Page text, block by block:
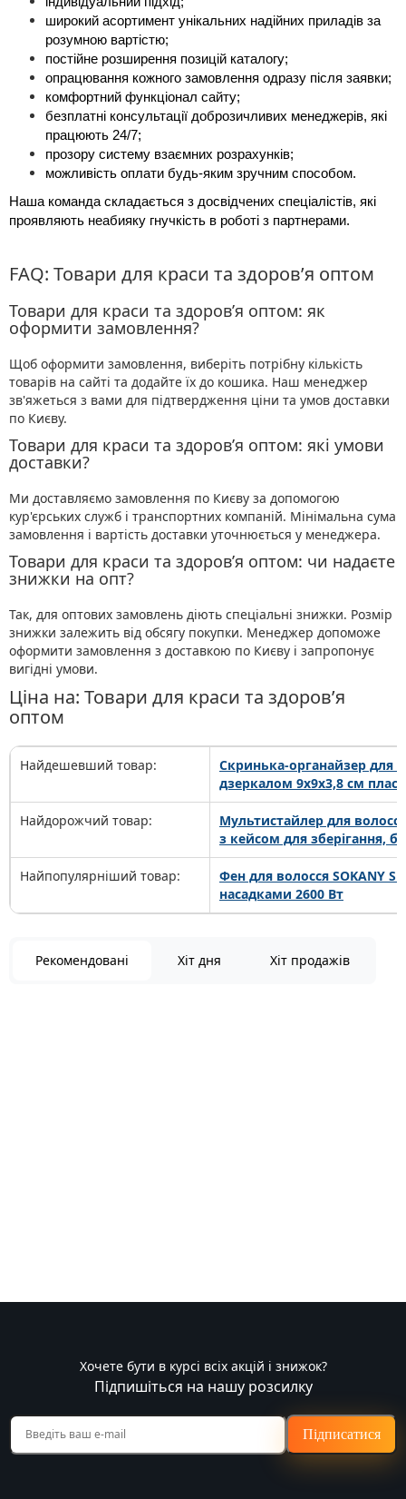
широкий асортимент унікальних надійних приладів за
розумною вартістю;
постійне розширення позицій каталогу;
опрацювання кожного замовлення одразу після заявки;
комфортний функціонал сайту;
безплатні консультації доброзичливих менеджерів, які
працюють 24/7;
прозору систему взаємних розрахунків;
можливість оплати будь-яким зручним способом.
Наша команда складається з досвідчених спеціалістів, які
проявляють неабияку гнучкість в роботі з партнерами.
FAQ: Товари для краси та здоров’я оптом
Товари для краси та здоров’я оптом: як
оформити замовлення?
Щоб оформити замовлення, виберіть потрібну кількість
товарів на сайті та додайте їх до кошика. Наш менеджер
зв'яжеться з вами для підтвердження ціни та умов доставки
по Києву.
Товари для краси та здоров’я оптом: які умови
доставки?
Ми доставляємо замовлення по Києву за допомогою
кур'єрських служб і транспортних компаній. Мінімальна сума
замовлення і вартість доставки уточнюється у менеджера.
Товари для краси та здоров’я оптом: чи надаєте
знижки на опт?
Так, для оптових замовлень діють спеціальні знижки. Розмір
знижки залежить від обсягу покупки. Менеджер допоможе
оформити замовлення з доставкою по Києву і запропонує
вигідні умови.
Ціна на: Товари для краси та здоров’я
оптом
Найдешевший товар:
Скринька-органайзер для
дзеркалом 9х9х3,8 см
Найдорожчий товар:
Мультистайлер для
з кейсом для зберігання,
Найпопулярніший товар:
Фен для волосся SOKANY
насадками 2600 Вт
Рекомендовані Хіт дня Хіт продажів
Хочете бути в курсі всіх акцій і знижок?
Підпишіться на нашу розсилку
Підписатися